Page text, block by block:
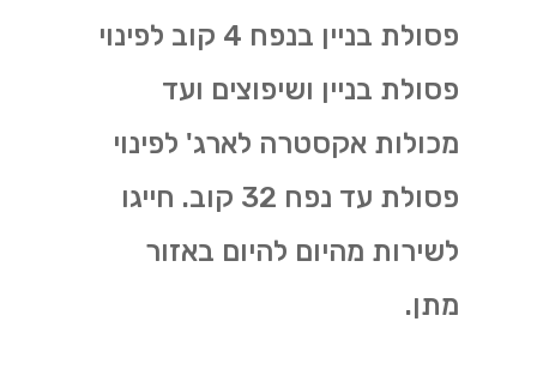
פסולת בניין בנפח 4 קוב לפינוי
פסולת בניין ושיפוצים ועד
מכולות אקסטרה לארג' לפינוי
פסולת עד נפח 32 קוב. חייגו
לשירות מהיום להיום באזור
מתן.